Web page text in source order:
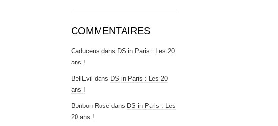
COMMENTAIRES
Caduceus dans DS in Paris : Les 20
ans !
BellEvil dans DS in Paris : Les 20
ans !
Bonbon Rose dans DS in Paris : Les
20 ans !